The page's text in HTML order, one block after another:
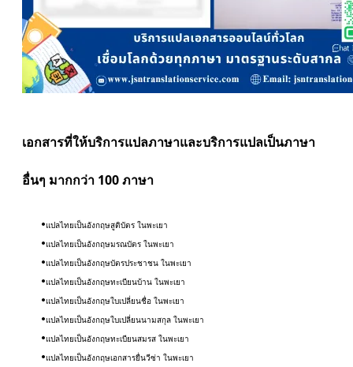
เอกสารที่ให้บริการแปลภาษาและบริการแปลเป็นภาษา
อื่นๆ มากกว่า 100 ภาษา
แปลไทยเป็นอังกฤษสูติบัตร ในพะเยา
แปลไทยเป็นอังกฤษมรณบัตร ในพะเยา
แปลไทยเป็นอังกฤษบัตรประชาชน ในพะเยา
แปลไทยเป็นอังกฤษทะเบียนบ้าน ในพะเยา
แปลไทยเป็นอังกฤษใบเปลี่ยนชื่อ ในพะเยา
แปลไทยเป็นอังกฤษใบเปลี่ยนนามสกุล ในพะเยา
แปลไทยเป็นอังกฤษทะเบียนสมรส ในพะเยา
แปลไทยเป็นอังกฤษเอกสารยื่นวีซ่า​ ในพะเยา